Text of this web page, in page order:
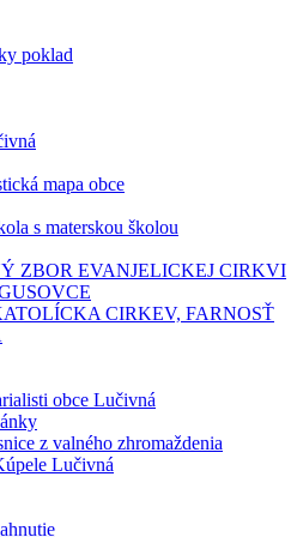
poklad
mapa obce
s materskou školou
ZBOR EVANJELICKEJ CIRKVI
CIRKEV, FARNOSŤ
obce Lučivná
z valného zhromaždenia
Lučivná